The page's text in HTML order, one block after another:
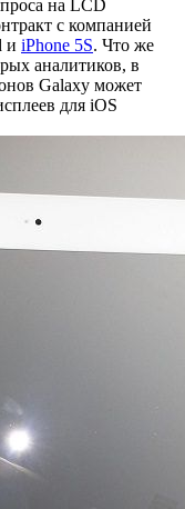
на LCD
с компанией
и iPhone 5S. Что же
аналитиков, в
Galaxy может
для iOS